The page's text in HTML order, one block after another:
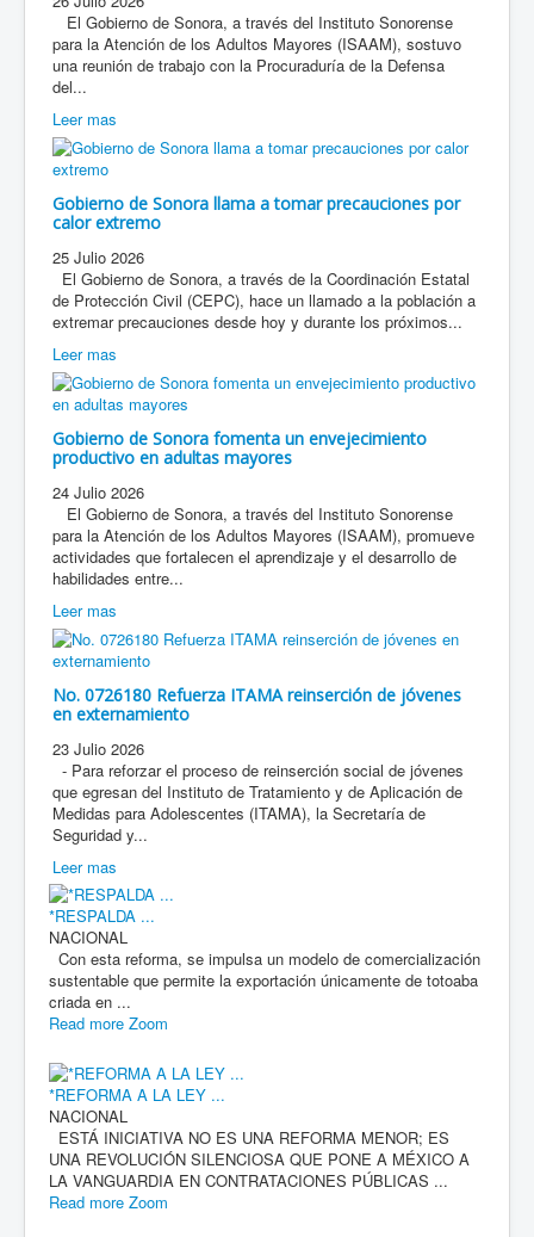
El Gobierno de Sonora, a través del Instituto Sonorense
para la Atención de los Adultos Mayores (ISAAM), sostuvo
una reunión de trabajo con la Procuraduría de la Defensa
del...
Leer mas
Gobierno de Sonora llama a tomar precauciones por
calor extremo
25 Julio 2026
El Gobierno de Sonora, a través de la Coordinación Estatal
de Protección Civil (CEPC), hace un llamado a la población a
extremar precauciones desde hoy y durante los próximos...
Leer mas
Gobierno de Sonora fomenta un envejecimiento
productivo en adultas mayores
24 Julio 2026
El Gobierno de Sonora, a través del Instituto Sonorense
para la Atención de los Adultos Mayores (ISAAM), promueve
actividades que fortalecen el aprendizaje y el desarrollo de
habilidades entre...
Leer mas
No. 0726180 Refuerza ITAMA reinserción de jóvenes
en externamiento
23 Julio 2026
- Para reforzar el proceso de reinserción social de jóvenes
que egresan del Instituto de Tratamiento y de Aplicación de
Medidas para Adolescentes (ITAMA), la Secretaría de
Seguridad y...
Leer mas
*RESPALDA ...
NACIONAL
Con esta reforma, se impulsa un modelo de comercialización
sustentable que permite la exportación únicamente de totoaba
criada en ...
Read more Zoom
*REFORMA A LA LEY ...
NACIONAL
ESTÁ INICIATIVA NO ES UNA REFORMA MENOR; ES
UNA REVOLUCIÓN SILENCIOSA QUE PONE A MÉXICO A
LA VANGUARDIA EN CONTRATACIONES PÚBLICAS ...
Read more Zoom